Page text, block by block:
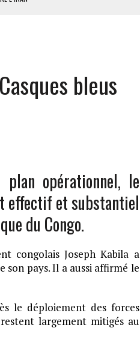
bleus
opérationnel, le
effectif et substantiel
du Congo.
congolais Joseph Kabila a
son pays. Il a aussi affirmé le
le déploiement des forces
largement mitigés au